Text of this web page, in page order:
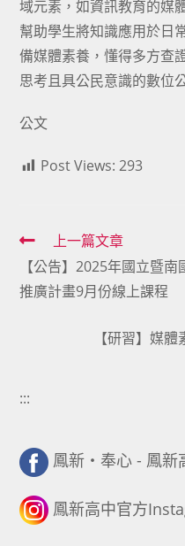
域元素，如資訊教育的媒
幫助學生將知識應用於日
備媒體素養，懂得多方查
思考且具公民意識的數位
公文
Post Views: 293
Read
more
articles
上一篇文章
【公告】2025年國立暨
推廣計畫9月份線上課程
【研習】媒
:::
鳳新・奉心 - 鳳新
鳳新高中官方